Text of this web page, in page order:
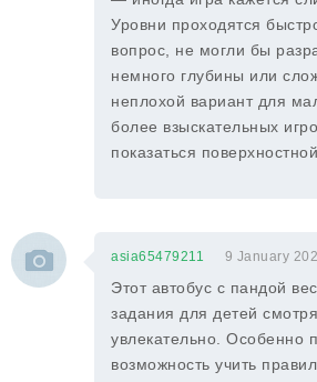
Уровни проходятся
вопрос, не могли бы
немного глубины или
неплохой вариант для
более взыскательных
показаться поверхностной.
asia65479211 9 January
Этот автобус с пандой
задания для детей
увлекательно. Особенно
возможность учить